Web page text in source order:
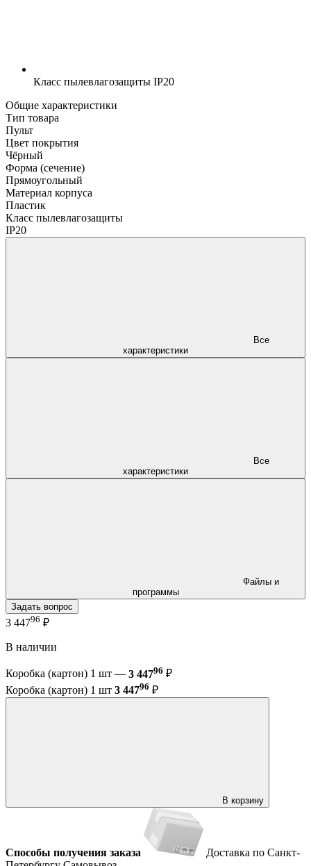
Класс пылевлагозащиты IP20
Общие характеристики
Тип товара
Пульт
Цвет покрытия
Чёрный
Форма (сечение)
Прямоугольный
Материал корпуса
Пластик
Класс пылевлагозащиты
IP20
характеристики
характеристики
программы
Задать вопрос
3 44796 ₽
В наличии
Коробка (картон) 1 шт — 3 44796 ₽
Коробка (картон) 1 шт 3 44796 ₽
В корзину
Способы получения заказа
Доставка по Санкт-